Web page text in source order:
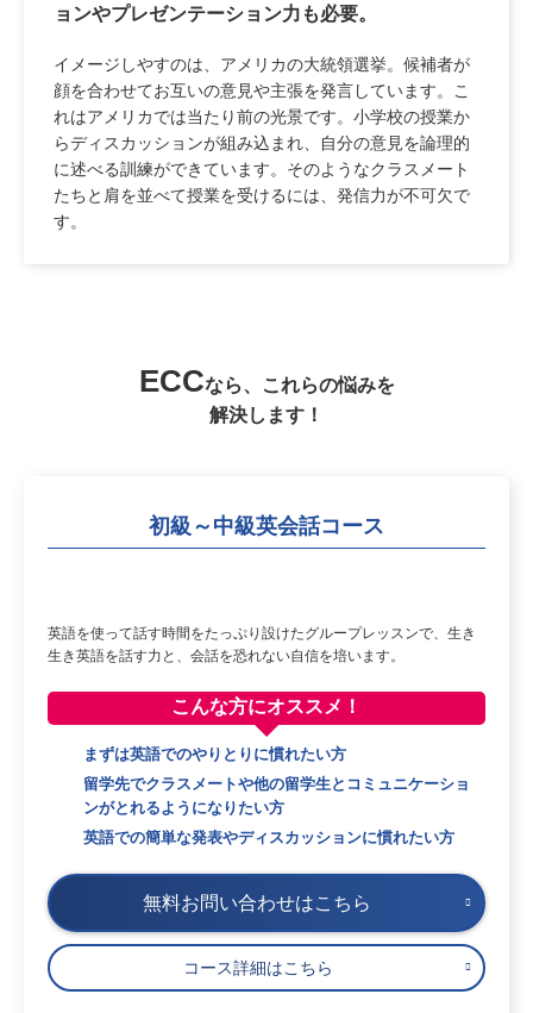
ョンやプレゼンテーション力も必要。
イメージしやすのは、アメリカの大統領選挙。候補者が
顔を合わせてお互いの意見や主張を発言しています。こ
れはアメリカでは当たり前の光景です。小学校の授業か
らディスカッションが組み込まれ、自分の意見を論理的
に述べる訓練ができています。そのようなクラスメート
たちと肩を並べて授業を受けるには、発信力が不可欠で
す。
ECCなら、これらの悩みを
解決します！
初級～中級英会話コース
英語を使って話す時間をたっぷり設けたグループレッスンで、生き
生き英語を話す力と、会話を恐れない自信を培います。
こんな方にオススメ！
まずは英語でのやりとりに慣れたい方
留学先でクラスメートや他の留学生とコミュニケーショ
ンがとれるようになりたい方
英語での簡単な発表やディスカッションに慣れたい方
無料お問い合わせはこちら
コース詳細はこちら